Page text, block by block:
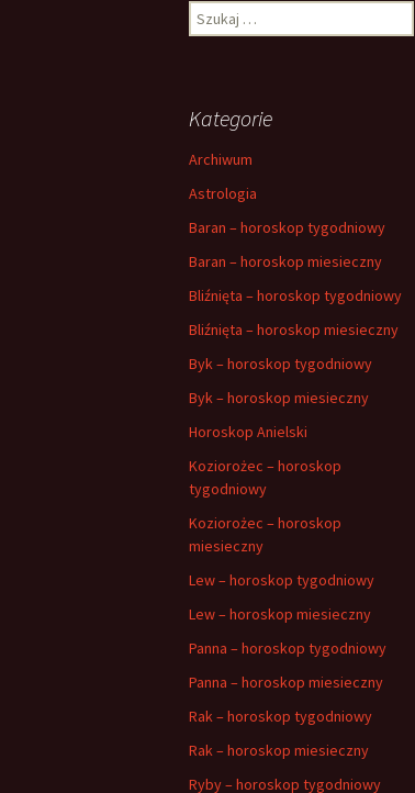
Szukaj:
Kategorie
Archiwum
Astrologia
Baran – horoskop tygodniowy
Baran – horoskop miesieczny
Bliźnięta – horoskop tygodniowy
Bliźnięta – horoskop miesieczny
Byk – horoskop tygodniowy
Byk – horoskop miesieczny
Horoskop Anielski
Koziorożec – horoskop
tygodniowy
Koziorożec – horoskop
miesieczny
Lew – horoskop tygodniowy
Lew – horoskop miesieczny
Panna – horoskop tygodniowy
Panna – horoskop miesieczny
Rak – horoskop tygodniowy
Rak – horoskop miesieczny
Ryby – horoskop tygodniowy